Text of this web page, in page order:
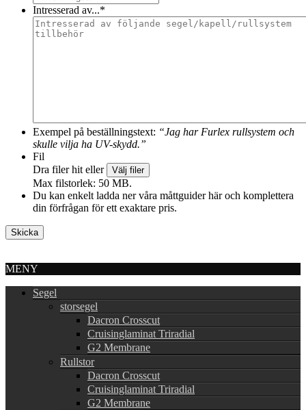
Intresserad av...*
Exempel på beställningstext: “Jag har Furlex rullsystem och
skulle vilja ha UV-skydd.”
Fil
Dra filer hit eller
Välj filer
Max filstorlek: 50 MB.
Du kan enkelt ladda ner våra måttguider här och komplettera
din förfrågan för ett exaktare pris.
MENY
Segel
storsegel
Dacron Crosscut
Cruisinglaminat Triradial
G2 Membrane
Rullstor
Dacron Crosscut
Cruisinglaminat Triradial
G2 Membrane